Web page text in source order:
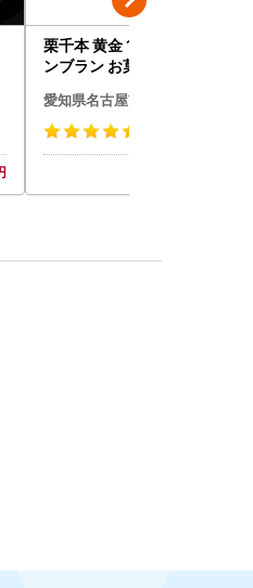
栗千本 黄金 1箱 9個入り モ
ンブラン お菓子 スイーツ
愛知県名古屋市